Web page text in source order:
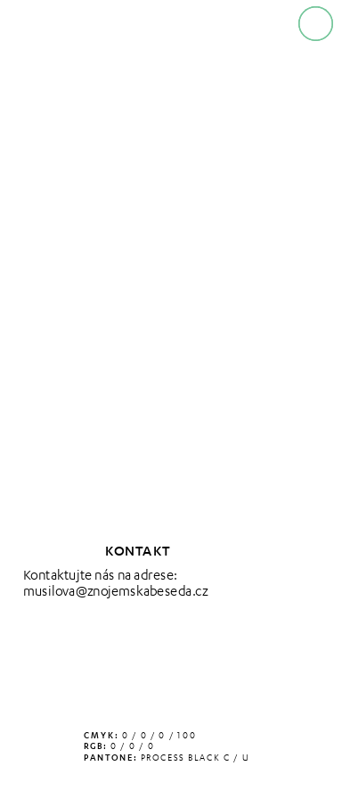
KONTAKT
Kontaktujte nás na adrese:
musilova@znojemskabeseda.cz
CMYK: 0 / 0 / 0 / 100
RGB: 0 / 0 / 0
PANTONE: PROCESS BLACK C / U